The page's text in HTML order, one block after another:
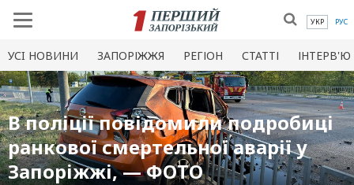
УКР РУС
УСI НОВИНИ ЗАПОРІЖЖЯ РЕГІОН СТАТТІ ІНТЕРВ'Ю
В поліції повідомили подробиці
ранкової смертельної аварії у
Запоріжжі, — ФОТО